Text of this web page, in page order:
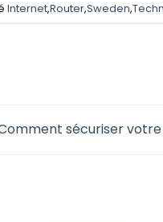
Internet,Router,Sweden,
sécuriser votre